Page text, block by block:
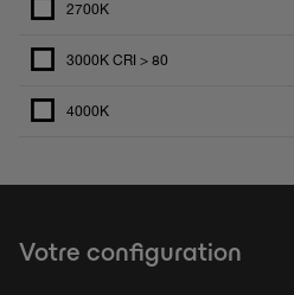
2700K
3000K CRI > 80
4000K
Votre configuration